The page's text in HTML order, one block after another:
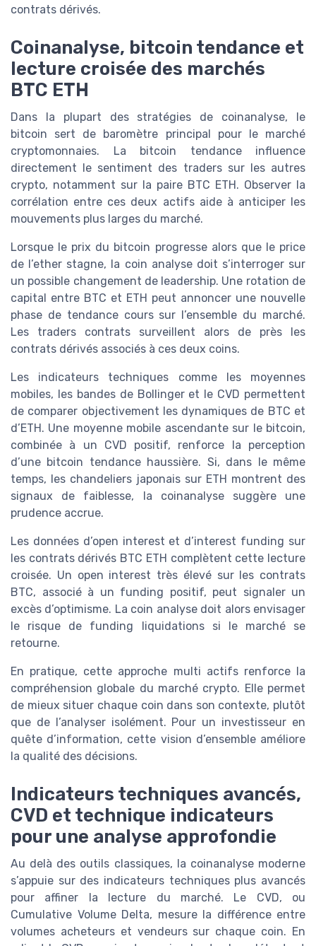
contrats dérivés.
Coinanalyse, bitcoin tendance et
lecture croisée des marchés
BTC ETH
Dans la plupart des stratégies de coinanalyse, le
bitcoin sert de baromètre principal pour le marché
cryptomonnaies. La bitcoin tendance influence
directement le sentiment des traders sur les autres
crypto, notamment sur la paire BTC ETH. Observer la
corrélation entre ces deux actifs aide à anticiper les
mouvements plus larges du marché.
Lorsque le prix du bitcoin progresse alors que le price
de l’ether stagne, la coin analyse doit s’interroger sur
un possible changement de leadership. Une rotation de
capital entre BTC et ETH peut annoncer une nouvelle
phase de tendance cours sur l’ensemble du marché.
Les traders contrats surveillent alors de près les
contrats dérivés associés à ces deux coins.
Les indicateurs techniques comme les moyennes
mobiles, les bandes de Bollinger et le CVD permettent
de comparer objectivement les dynamiques de BTC et
d’ETH. Une moyenne mobile ascendante sur le bitcoin,
combinée à un CVD positif, renforce la perception
d’une bitcoin tendance haussière. Si, dans le même
temps, les chandeliers japonais sur ETH montrent des
signaux de faiblesse, la coinanalyse suggère une
prudence accrue.
Les données d’open interest et d’interest funding sur
les contrats dérivés BTC ETH complètent cette lecture
croisée. Un open interest très élevé sur les contrats
BTC, associé à un funding positif, peut signaler un
excès d’optimisme. La coin analyse doit alors envisager
le risque de funding liquidations si le marché se
retourne.
En pratique, cette approche multi actifs renforce la
compréhension globale du marché crypto. Elle permet
de mieux situer chaque coin dans son contexte, plutôt
que de l’analyser isolément. Pour un investisseur en
quête d’information, cette vision d’ensemble améliore
la qualité des décisions.
Indicateurs techniques avancés,
CVD et technique indicateurs
pour une analyse approfondie
Au delà des outils classiques, la coinanalyse moderne
s’appuie sur des indicateurs techniques plus avancés
pour affiner la lecture du marché. Le CVD, ou
Cumulative Volume Delta, mesure la différence entre
volumes acheteurs et vendeurs sur chaque coin. En